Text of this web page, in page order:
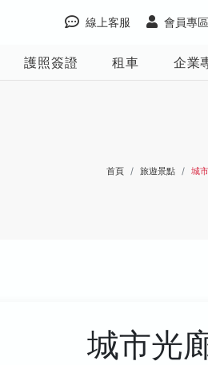
會員專區
線上客服
護照簽證 租車 企業
首頁 旅遊景點 城
城市光